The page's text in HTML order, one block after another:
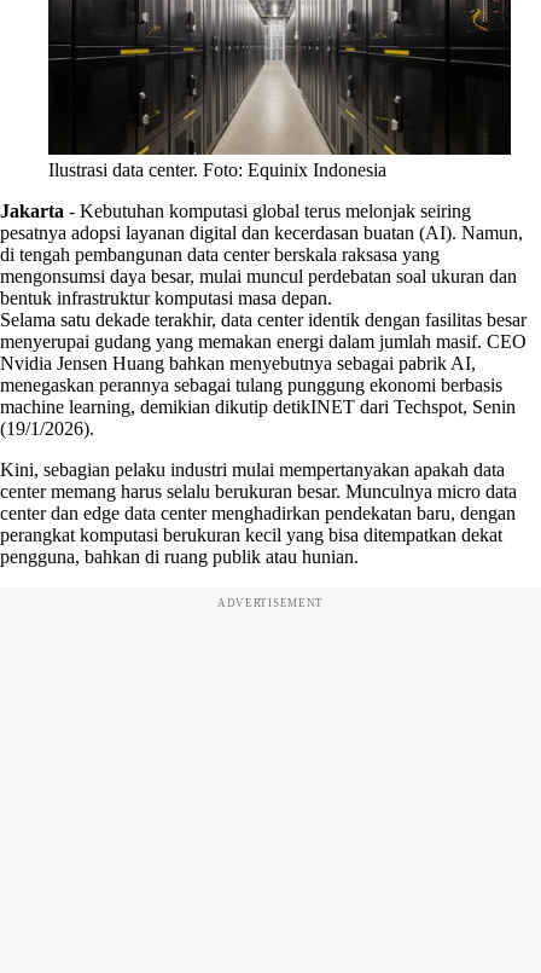
Ilustrasi data center. Foto: Equinix Indonesia
Jakarta - Kebutuhan komputasi global terus melonjak seiring
pesatnya adopsi layanan digital dan kecerdasan buatan (AI). Namun,
di tengah pembangunan data center berskala raksasa yang
mengonsumsi daya besar, mulai muncul perdebatan soal ukuran dan
bentuk infrastruktur komputasi masa depan.
Selama satu dekade terakhir, data center identik dengan fasilitas besar
menyerupai gudang yang memakan energi dalam jumlah masif. CEO
Nvidia Jensen Huang bahkan menyebutnya sebagai pabrik AI,
menegaskan perannya sebagai tulang punggung ekonomi berbasis
machine learning, demikian dikutip detikINET dari Techspot, Senin
(19/1/2026).
Kini, sebagian pelaku industri mulai mempertanyakan apakah data
center memang harus selalu berukuran besar. Munculnya micro data
center dan edge data center menghadirkan pendekatan baru, dengan
perangkat komputasi berukuran kecil yang bisa ditempatkan dekat
pengguna, bahkan di ruang publik atau hunian.
ADVERTISEMENT